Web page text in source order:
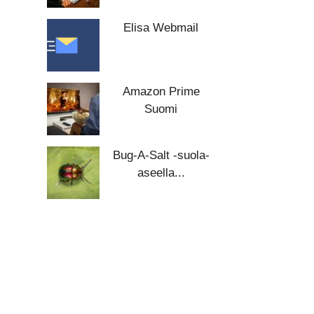
Elisa Webmail
Amazon Prime
Suomi
Bug-A-Salt -suola-
aseella...